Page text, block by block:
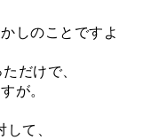
しのことですよ
だけで、
が。
て、